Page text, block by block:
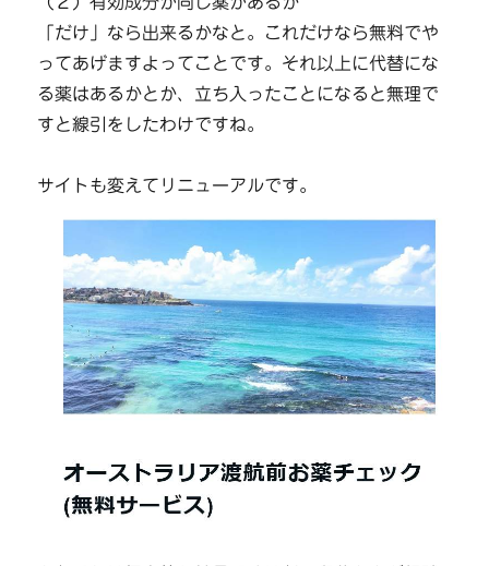
「だけ」なら出来るかなと。これだけなら無料でや
ってあげますよってことです。それ以上に代替にな
る薬はあるかとか、立ち入ったことになると無理で
すと線引をしたわけですね。
サイトも変えてリニューアルです。